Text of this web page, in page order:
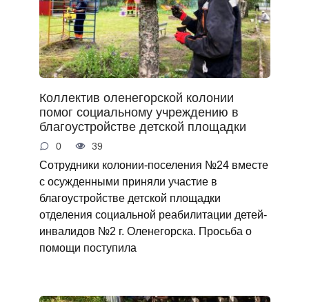
Коллектив оленегорской колонии
помог социальному учреждению в
благоустройстве детской площадки
0 39
Сотрудники колонии-поселения №24 вместе
с осужденными приняли участие в
благоустройстве детской площадки
отделения социальной реабилитации детей-
инвалидов №2 г. Оленегорска. Просьба о
помощи поступила